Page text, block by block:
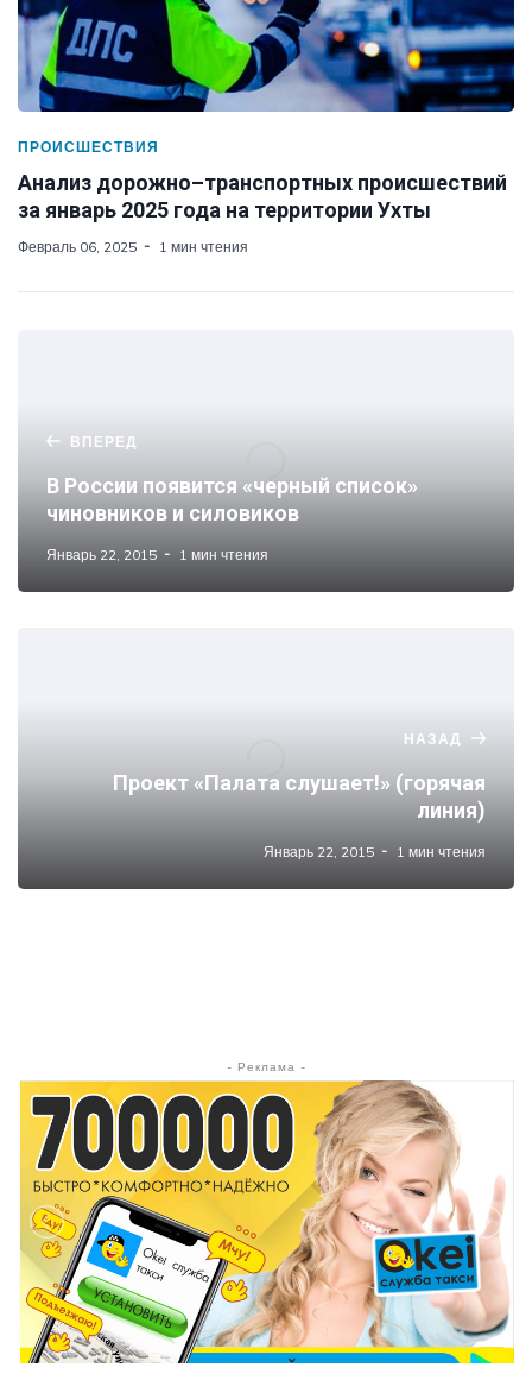
ПРОИСШЕСТВИЯ
Анализ дорожно–транспортных происшествий
за январь 2025 года на территории Ухты
Февраль 06, 2025 1 мин чтения
ВПЕРЕД
В России появится «черный список»
чиновников и силовиков
Январь 22, 2015 1 мин чтения
НАЗАД
Проект «Палата слушает!» (горячая
линия)
Январь 22, 2015 1 мин чтения
- Реклама -